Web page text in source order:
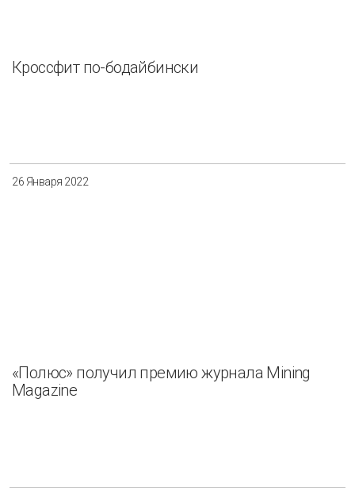
Кроссфит по-бодайбински
26 Января 2022
«Полюс» получил премию журнала Mining
Magazine